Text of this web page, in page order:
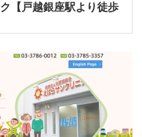
【戸越銀座駅より徒歩